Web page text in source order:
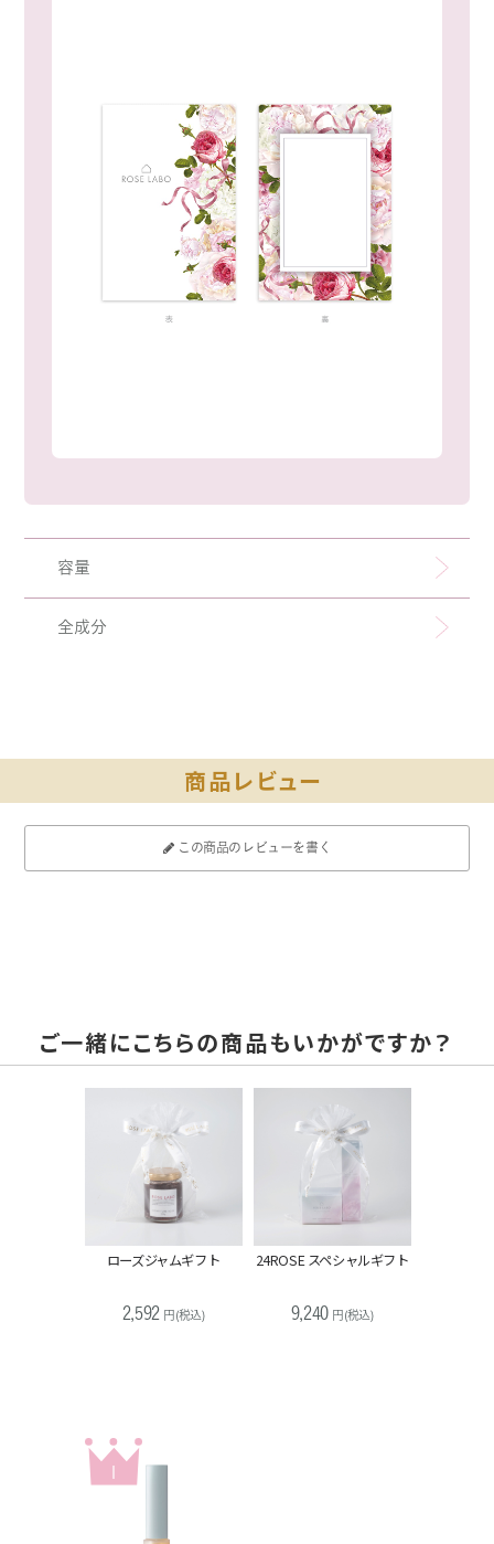
容量
ローズマルチミスト：50mL
全成分
Na、セラミドAP、セラミドAG、セラミドNP、セラミド
ス、セージ葉エキス、トウガラシ果実エキス、アルガニア
＜ローズモイストミルク＞
ン、ハイブリッドローズ花エキス、ヒアルロン酸Na、セラ
ミドAP、セラミドAG、セラミドEOP、セラミドNP、セラ
ミドNG、リンゴ果実培養細胞エキス、ブドウ果実細胞エ
キス、コメヌカエキス、酒粕エキス、ハトムギ種子エキ
ス、ザクロ果実エキス、キノア種子油、クダモノトケイソ
トウミツ、ダイズステロール、ウンデカン、トリデカン、
レブリン酸Ｎａ、ヒドロキシプロピルデンプンリン酸、カ
ロール、フェノキシエタノール、セテアリルアルコール、
商品レビュー
この商品のレビューを書く
ご一緒にこちらの商品もいかがですか？
ローズジャムギフト
2,592 円 (税込)
24ROSE スペシャルギフト
9,240円 (税込)